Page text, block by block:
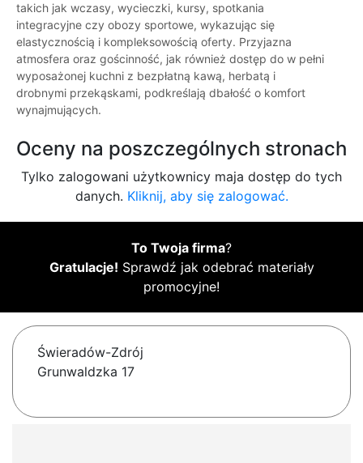
takich jak wczasy, wycieczki, kursy, spotkania
integracyjne czy obozy sportowe, wykazując się
elastycznością i kompleksowością oferty. Przyjazna
atmosfera oraz gościnność, jak również dostęp do w pełni
wyposażonej kuchni z bezpłatną kawą, herbatą i
drobnymi przekąskami, podkreślają dbałość o komfort
wynajmujących.
Oceny na poszczególnych stronach
Tylko zalogowani użytkownicy maja dostęp do tych
danych. Kliknij, aby się zalogować.
To Twoja firma?
Gratulacje! Sprawdź jak odebrać materiały
promocyjne!
Świeradów-Zdrój
Grunwaldzka 17